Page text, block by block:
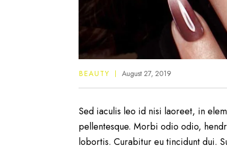
BEAUTY August 27, 2019
Sed iaculis leo id nisi laoreet, in
pellentesque. Morbi odio odio,
lobortis. Curabitur eu tincidunt dui.